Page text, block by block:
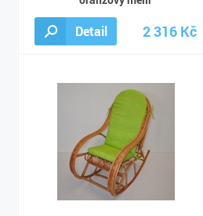
Detail 2 316 Kč